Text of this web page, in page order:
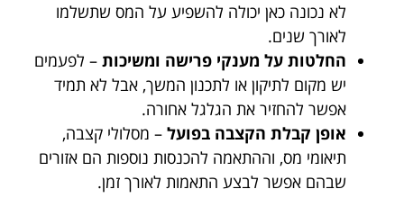
לא נכונה כאן יכולה להשפיע על המס שתשלמו
לאורך שנים.
החלטות על מענקי פרישה ומשיכות – לפעמים
יש מקום לתיקון או לתכנון המשך, אבל לא תמיד
אפשר להחזיר את הגלגל אחורה.
אופן קבלת הקצבה בפועל – מסלולי קצבה,
תיאומי מס, וההתאמה להכנסות נוספות הם אזורים
שבהם אפשר לבצע התאמות לאורך זמן.